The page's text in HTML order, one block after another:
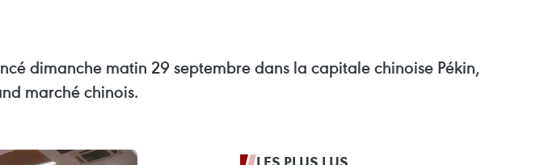
dimanche matin 29 septembre dans la capitale chinoise Pékin,
marché chinois.